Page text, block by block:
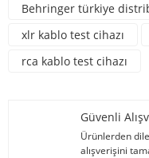
Behringer türkiye
xlr kablo test cihazı
rca kablo test cihazı
Güvenli
Ürünlerden
alışverişini